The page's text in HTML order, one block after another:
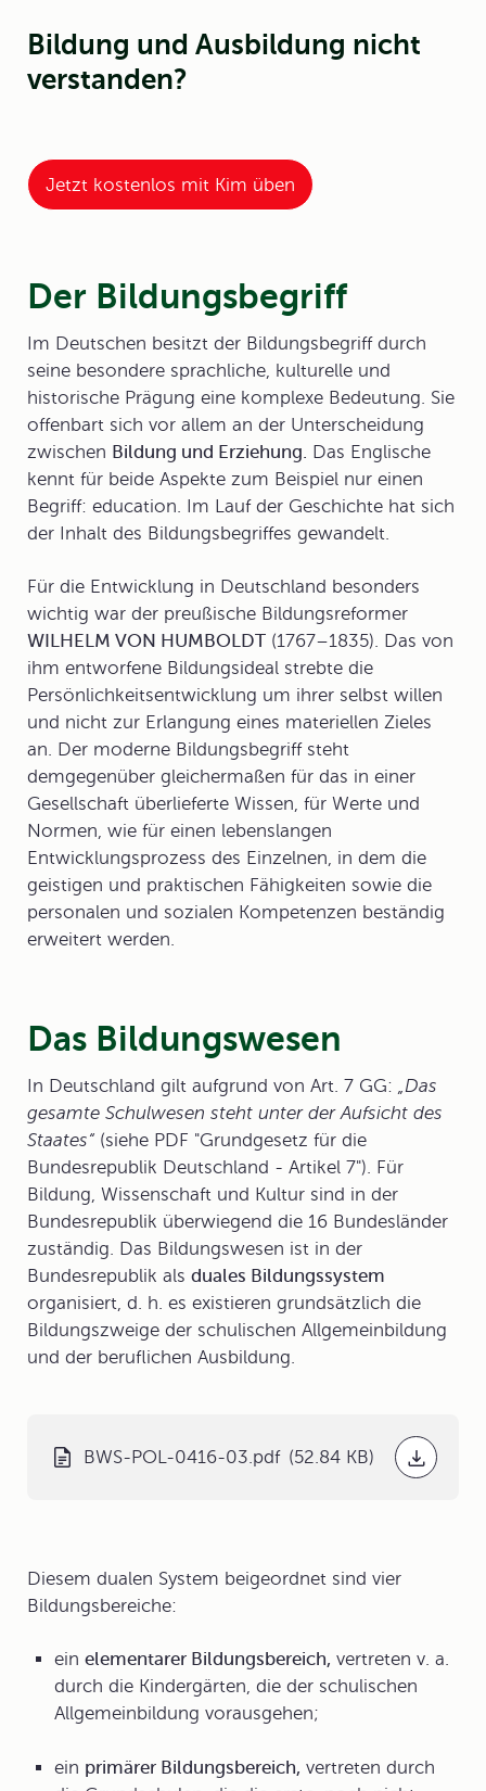
Bildung und Ausbildung nicht
verstanden?
Jetzt kostenlos mit Kim üben
Der Bildungsbegriff
Im Deutschen besitzt der Bildungsbegriffdurch
seine besondere sprachliche, kulturelle und
historische Prägung eine komplexe Bedeutung. Sie
offenbart sich vor allem an der Unterscheidung
zwischen Bildung und Erziehung. Das Englische
kennt für beide Aspekte zum Beispiel nur einen
Begriff: education. Im Lauf der Geschichte hat sich
der Inhalt des Bildungsbegriffes gewandelt.
Für die Entwicklung in Deutschland besonders
wichtig war der preußische Bildungsreformer
WILHELM VON HUMBOLDT (1767–1835). Das von
ihm entworfene Bildungsideal strebte die
Persönlichkeitsentwicklung um ihrer selbst willen
und nicht zur Erlangung eines materiellen Zieles
an. Der moderne Bildungsbegriff steht
demgegenüber gleichermaßen für das in einer
Gesellschaft überlieferte Wissen, für Werte und
Normen, wie für einen lebenslangen
Entwicklungsprozess des Einzelnen, in dem die
geistigen und praktischen Fähigkeiten sowie die
personalen und sozialen Kompetenzen beständig
erweitert werden.
Das Bildungswesen
In Deutschland gilt aufgrund von Art. 7 GG: „Das
gesamte Schulwesen steht unter der Aufsicht des
Staates“ (siehe PDF "Grundgesetz für die
Bundesrepublik Deutschland - Artikel 7"). Für
Bildung, Wissenschaft und Kultur sind in der
Bundesrepublik überwiegend die 16 Bundesländer
zuständig. Das Bildungswesen ist in der
Bundesrepublik als duales Bildungssystem
organisiert, d. h. es existieren grundsätzlich die
Bildungszweige der schulischen Allgemeinbildung
und der beruflichen Ausbildung.
BWS-POL-0416-03.pdf (52.84 KB)
Diesem dualen System beigeordnet sind vier
Bildungsbereiche:
ein elementarer Bildungsbereich, vertreten v. a.
durch die Kindergärten, die der schulischen
Allgemeinbildung vorausgehen;
ein primärer Bildungsbereich, vertreten durch